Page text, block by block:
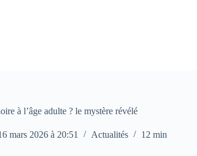
à l’âge adulte ? le mystère révélé
mars 2026 à 20:51 Actualités 12 min